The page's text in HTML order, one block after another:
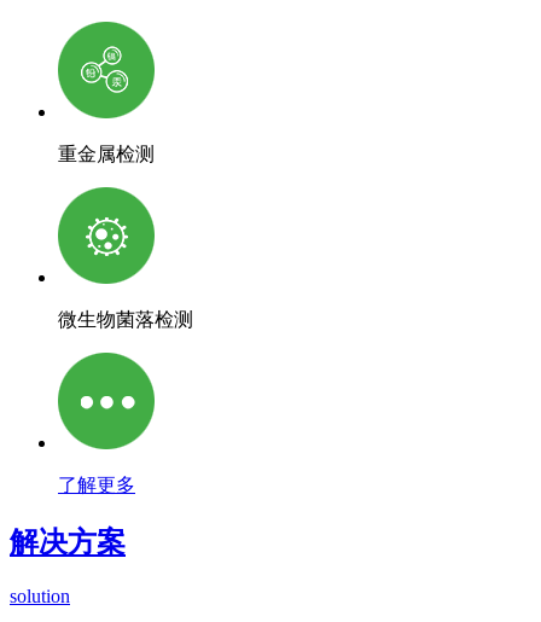
重金属检测
微生物菌落检测
了解更多
解决方案
solution